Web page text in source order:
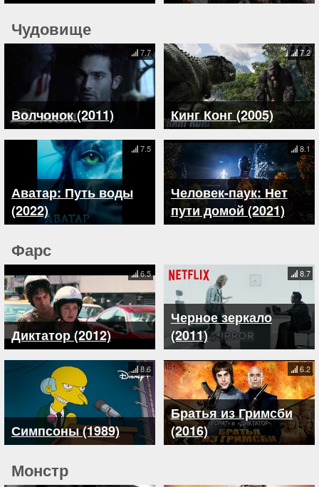
Чудовище
Волчонок (2011)
7.7
Кинг Конг (2005)
7.2
Аватар: Путь воды
(2022)
7.5
Человек-паук: Нет
пути домой (2021)
8.1
Фарс
Диктатор (2012)
6.5
Черное зеркало
(2011)
8.7
Симпсоны (1989)
8.6
Братья из Гримсби
(2016)
6.2
Монстр